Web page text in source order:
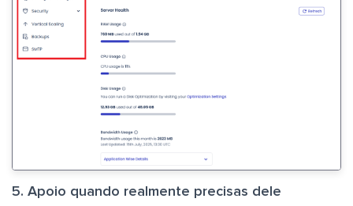
5. Apoio quando realmente precisas dele